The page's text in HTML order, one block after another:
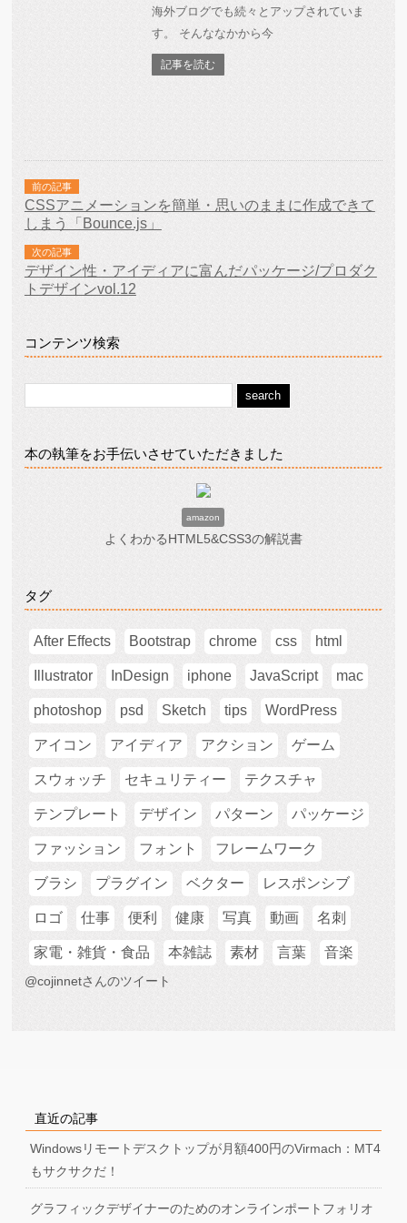
海外ブログでも続々とアップされていま
す。 そんななかから今
記事を読む
前の記事
CSSアニメーションを簡単・思いのままに作成できて
しまう「Bounce.js」
次の記事
デザイン性・アイディアに富んだパッケージ/プロダク
トデザインvol.12
コンテンツ検索
本の執筆をお手伝いさせていただきました
amazon
よくわかるHTML5&CSS3の解説書
タグ
After Effects Bootstrap chrome css html
Illustrator InDesign iphone JavaScript mac
photoshop psd Sketch tips WordPress
アイコン アイディア アクション ゲーム
スウォッチ セキュリティー テクスチャ
テンプレート デザイン パターン パッケージ
ファッション フォント フレームワーク
ブラシ プラグイン ベクター レスポンシブ
ロゴ 仕事 便利 健康 写真 動画 名刺
家電・雑貨・食品 本雑誌 素材 言葉 音楽
@cojinnetさんのツイート
直近の記事
Windowsリモートデスクトップが月額400円のVirmach：MT4
もサクサクだ！
グラフィックデザイナーのためのオンラインポートフォリオ